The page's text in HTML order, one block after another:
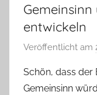
entwickeln
Veröffentlicht am
Schön, dass der
Gemeinsinn